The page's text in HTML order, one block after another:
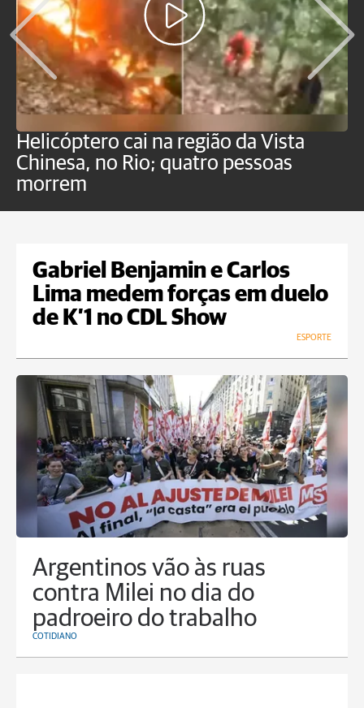
Helicóptero cai na região da Vista
Chinesa, no Rio; quatro pessoas
morrem
Gabriel Benjamin e Carlos
Lima medem forças em duelo
de K’1 no CDL Show
ESPORTE
Argentinos vão às ruas
contra Milei no dia do
padroeiro do trabalho
COTIDIANO